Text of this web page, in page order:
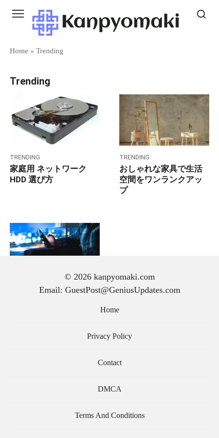
Home » Trending
Trending
TRENDING
家庭用 ネットワーク
HDD 選び方
TRENDING
おしゃれな家具で生活
空間をワンランクアッ
プ
TRENDING
© 2026 kanpyomaki.com
Email: GuestPost@GeniusUpdates.com
Home
Privacy Policy
Contact
DMCA
Terms And Conditions